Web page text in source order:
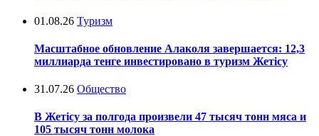
01.08.26 Туризм
Масштабное обновление Алаколя завершается: 12,3
миллиарда тенге инвестировано в туризм Жетісу
31.07.26 Общество
В Жетісу за полгода произвели 47 тысяч тонн мяса и
105 тысяч тонн молока